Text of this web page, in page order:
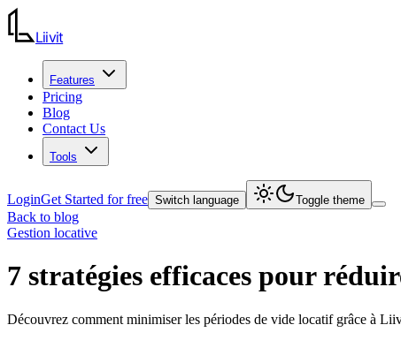
Liivit
Features
Pricing
Blog
Contact Us
Tools
LoginGet Started for free Switch language Toggle theme
Back to blog
Gestion locative
7 stratégies efficaces pour
Découvrez comment minimiser les périodes de vide locatif grâce à